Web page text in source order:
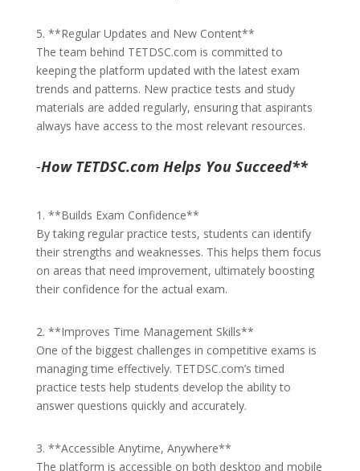
5. **Regular Updates and New Content**
The team behind TETDSC.com is committed to
keeping the platform updated with the latest exam
trends and patterns. New practice tests and study
materials are added regularly, ensuring that aspirants
always have access to the most relevant resources.
-How TETDSC.com Helps You Succeed**
1. **Builds Exam Confidence**
By taking regular practice tests, students can identify
their strengths and weaknesses. This helps them focus
on areas that need improvement, ultimately boosting
their confidence for the actual exam.
2. **Improves Time Management Skills**
One of the biggest challenges in competitive exams is
managing time effectively. TETDSC.com’s timed
practice tests help students develop the ability to
answer questions quickly and accurately.
3. **Accessible Anytime, Anywhere**
The platform is accessible on both desktop and mobile